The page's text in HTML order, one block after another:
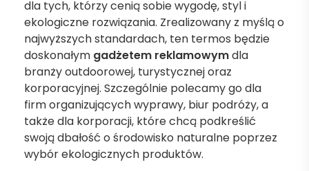
dla tych, którzy cenią sobie wygodę, styl i
ekologiczne rozwiązania. Zrealizowany z myślą o
najwyższych standardach, ten termos będzie
doskonałym gadżetem reklamowymdla
branży outdoorowej, turystycznej oraz
korporacyjnej. Szczególnie polecamy go dla
firm organizujących wyprawy, biur podróży, a
także dla korporacji, które chcą podkreślić
swoją dbałość o środowisko naturalne poprzez
wybór ekologicznych produktów.